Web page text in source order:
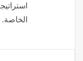
الخاصة.